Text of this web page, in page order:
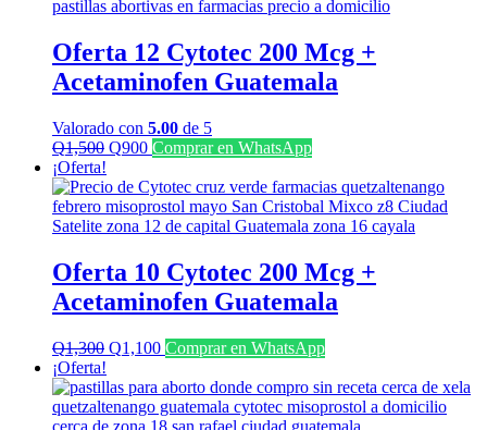
Q1,150.Q800.
Oferta 12 Cytotec 200 Mcg +
Acetaminofen Guatemala
Valorado con 5.00 de 5
Q1,500 El
original
era:
Q1,500.
Q900El
actual
es:
Q900.
Comprar en WhatsApp
¡Oferta!
Oferta 10 Cytotec 200 Mcg +
Acetaminofen Guatemala
Q1,300 El
original
era:
Q1,300.
Q1,100El
actual
es:
Q1,100.
Comprar en WhatsApp
¡Oferta!